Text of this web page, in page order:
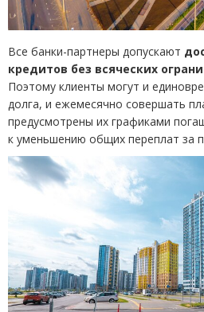
Все банки-партнеры допускают
кредитов без всяческих
Поэтому клиенты могут и
долга, и ежемесячно совершать
предусмотрены их графиками
к уменьшению общих переплат за